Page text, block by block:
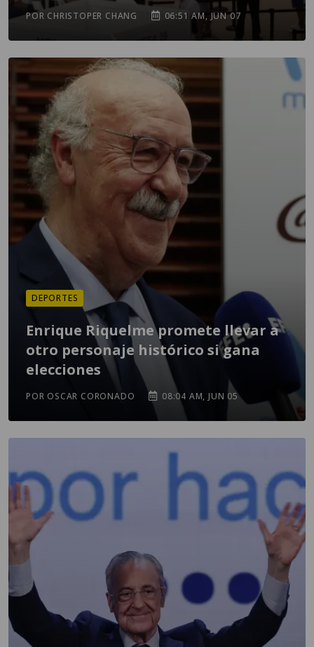
POR CHRISTOPER CHANG 06:51 AM, JUN 07
DEPORTES
Enrique Riquelme promete llevar a
otro personaje histórico si gana
elecciones
POR OSCAR CORONADO 08:04 AM, JUN 05